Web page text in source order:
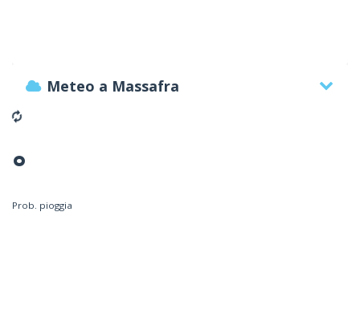
Meteo a Massafra
°
Prob. pioggia